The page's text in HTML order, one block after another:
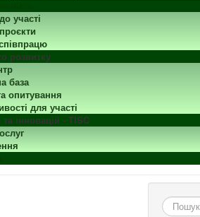
участі
розвитку
база
опитування
для участі
інновацій - TISC
пошук